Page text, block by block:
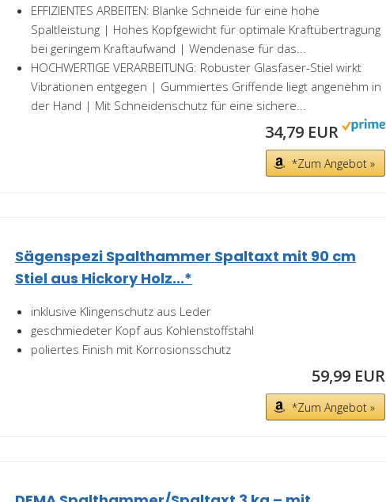
EFFIZIENTES ARBEITEN: Blanke Schneide für eine hohe
Spaltleistung | Hohes Kopfgewicht für optimale Kraftübertragung
bei geringem Kraftaufwand | Wendenase für das...
HOCHWERTIGE VERARBEITUNG: Robuster Glasfaser-Stiel wirkt
Vibrationen entgegen | Gummiertes Griffende liegt angenehm in
der Hand | Mit Schneidenschutz für eine sichere...
34,79 EUR
*Zum Angebot »
Sägenspezi Spalthammer Spaltaxt mit 90 cm
Stiel aus Hickory Holz...*
inklusive Klingenschutz aus Leder
geschmiedeter Kopf aus Kohlenstoffstahl
poliertes Finish mit Korrosionsschutz
59,99 EUR
*Zum Angebot »